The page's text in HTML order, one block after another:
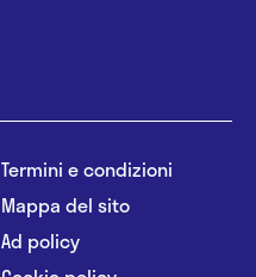
Termini e condizioni
Mappa del sito
Ad policy